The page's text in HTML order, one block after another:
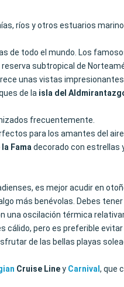
ríos y otros estuarios
de todo el mundo. Los
reserva subtropical de
unas vistas
de la isla del
frecuentemente.
para los amantes del
Fama decorado con estrellas
es mejor acudir en
más benévolas. Debes
una oscilación térmica
cálido, pero es preferible
de las bellas playas
Cruise Liney Carnival , que